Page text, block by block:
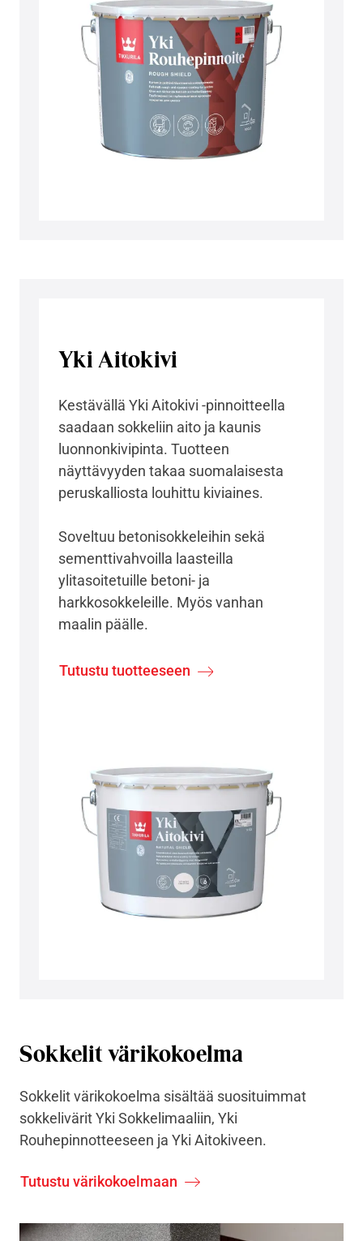
Yki Aitokivi
Kestävällä Yki Aitokivi -pinnoitteella
saadaan sokkeliin aito ja kaunis
luonnonkivipinta. Tuotteen
näyttävyyden takaa suomalaisesta
peruskalliosta louhittu kiviaines.
Soveltuu betonisokkeleihin sekä
sementtivahvoilla laasteilla
ylitasoitetuille betoni- ja
harkkosokkeleille. Myös vanhan
maalin päälle.
Tutustu tuotteeseen
Sokkelit värikokoelma
Sokkelit värikokoelma sisältää suosituimmat
sokkelivärit Yki Sokkelimaaliin, Yki
Rouhepinnotteeseen ja Yki Aitokiveen.
Tutustu värikokoelmaan